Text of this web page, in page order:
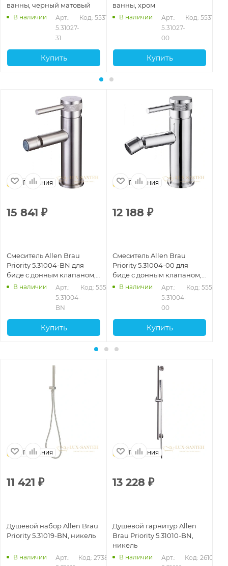
ванны, черный матовый
В наличии
Арт.:
5.31027-
31
Код: 55317
Купить
ванны, хром
В наличии
Арт.:
5.31027-
00
Код: 55316
Купить
Германия
15 841 ₽
Смеситель Allen Brau
Priority 5.31004-BN для
биде с донным клапаном,
никель
В наличии
Арт.:
5.31004-
BN
Код: 55524
Купить
Германия
12 188 ₽
Смеситель Allen Brau
Priority 5.31004-00 для
биде с донным клапаном,
хромВ наличии
Арт.:
5.31004-
00
Код: 55522
Купить
Германия
11 421 ₽
Душевой набор Allen Brau
Priority 5.31019-BN, никель
В наличии
Арт.:
Код: 27389
Германия
13 228 ₽
Душевой гарнитур Allen
Brau Priority 5.31010-BN,
никель
В наличии
Арт.:
Код: 26103